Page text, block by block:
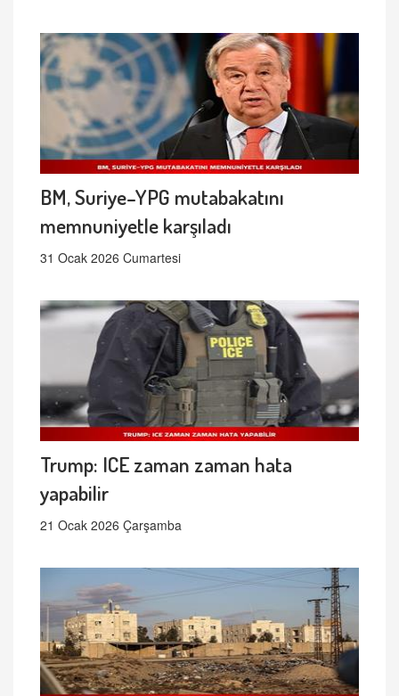
BM, Suriye–YPG mutabakatını
memnuniyetle karşıladı
31 Ocak 2026 Cumartesi
Trump: ICE zaman zaman hata
yapabilir
21 Ocak 2026 Çarşamba